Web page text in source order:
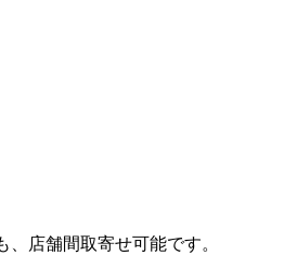
、店舗間取寄せ可能です。